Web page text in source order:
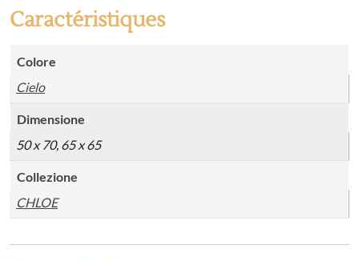
Caractéristiques
Colore
Cielo
Dimensione
50 x 70, 65 x 65
Collezione
CHLOE